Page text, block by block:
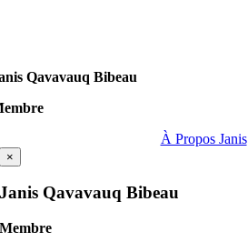
Qavavauq Bibeau
À Propos Janis
×
Janis Qavavauq Bibeau
Membre